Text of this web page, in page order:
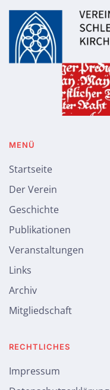
MENÜ
Startseite
Der Verein
Geschichte
Publikationen
Veranstaltungen
Links
Archiv
Mitgliedschaft
RECHTLICHES
Impressum